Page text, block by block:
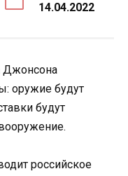
14.04.2022
Джонсона
оружие будут
будут
российское